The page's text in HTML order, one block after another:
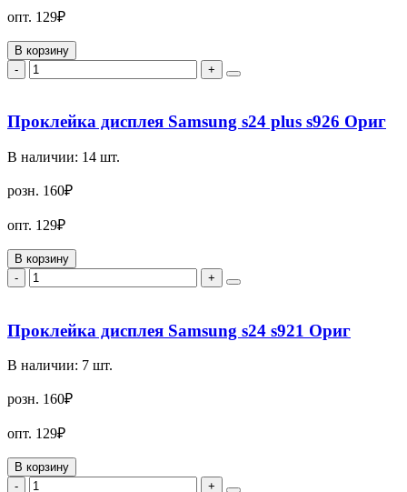
опт. 129₽
В корзину
-
+
Проклейка дисплея Samsung s24 plus s926 Ориг
В наличии: 14 шт.
розн. 160₽
опт. 129₽
В корзину
-
+
Проклейка дисплея Samsung s24 s921 Ориг
В наличии: 7 шт.
розн. 160₽
опт. 129₽
В корзину
-
+